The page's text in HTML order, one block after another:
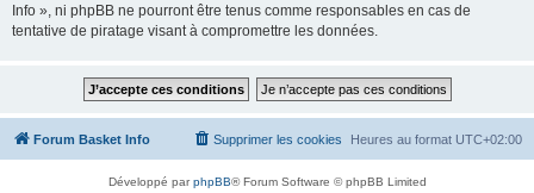
Info », ni phpBB ne pourront être tenus comme responsables en cas de
tentative de piratage visant à compromettre les données.
Forum Basket Info Heures au format UTC+02:00
Supprimer les cookies
Développé parphpBB® Forum Software © phpBB Limited